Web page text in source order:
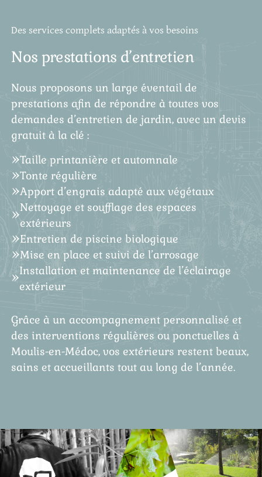
Des services complets adaptés à vos besoins
Nos prestations d’entretien
Nous proposons un large éventail de
prestations afin de répondre à toutes vos
demandes d’entretien de jardin, avec un devis
gratuit à la clé :
Taille printanière et automnale
Tonte régulière
Apport d’engrais adapté aux végétaux
Nettoyage et soufflage des espaces
extérieurs
Entretien de piscine biologique
Mise en place et suivi de l’arrosage
Installation et maintenance de l’éclairage
extérieur
Grâce à un accompagnement personnalisé et
des interventions régulières ou ponctuelles à
Moulis-en-Médoc, vos extérieurs restent beaux,
sains et accueillants tout au long de l’année.